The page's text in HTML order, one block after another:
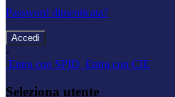
Password dimenticata?
-
Entra con SPID Entra con CIE
Seleziona utente